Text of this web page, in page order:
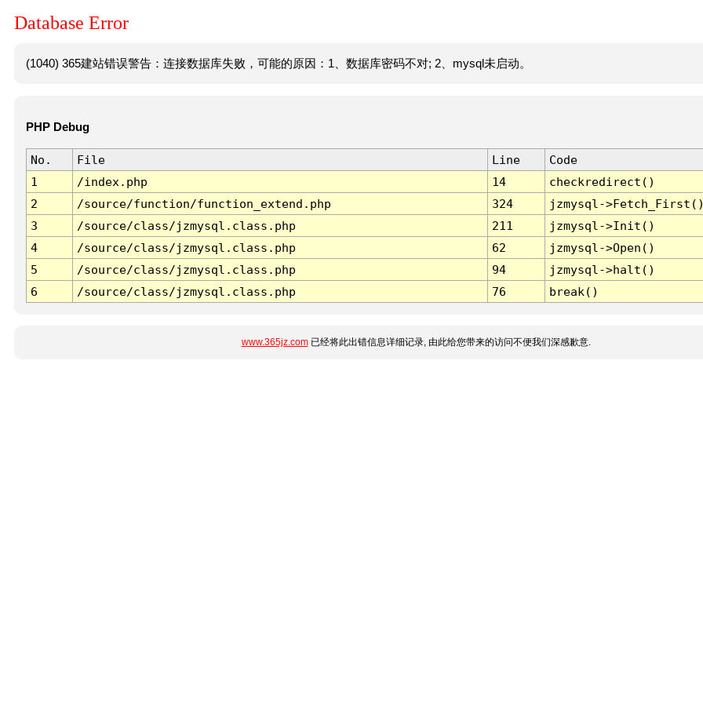
Database Error
(1040) 365建站错误警告：连接数据库失败，可能的原因：1、数据库密码不对; 2、mysql未启动。
PHP Debug
No. File Line
Code
1
/index.php 14
checkredirect()
2
/source/function/function_extend.php 324
jzmysql-
3
/source/class/jzmysql.class.php 211
jzmysql->Init()
4
/source/class/jzmysql.class.php 62
jzmysql->Open()
5
/source/class/jzmysql.class.php 94
jzmysql->halt()
6
/source/class/jzmysql.class.php 76 break()
www.365jz.com已经将此出错信息详细记录, 由此给您带来的访问不便我们深感歉意.